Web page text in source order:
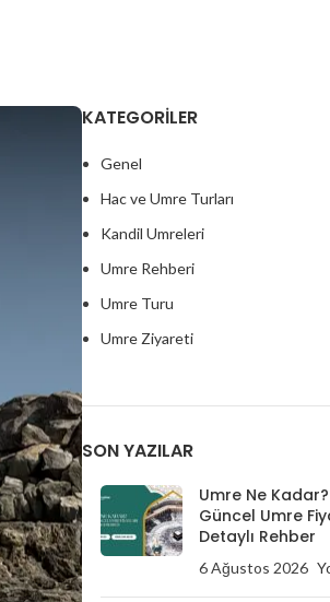
KATEGORILER
Genel
Hac ve Umre Turları
Kandil Umreleri
Umre Rehberi
Umre Turu
Umre Ziyareti
SON YAZILAR
Umre Ne
Güncel Umre
Detaylı Rehber
6 Ağustos 2026